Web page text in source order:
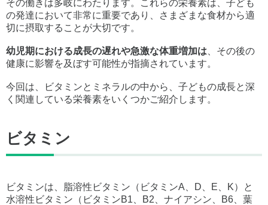
その働きは多岐にわたります。これらの栄養素は、子ども
の発達において非常に重要であり、さまざまな食材から適
切に摂取することが大切です。
幼児期における成長の遅れや急激な体重増加は 、その後の
健康に影響を及ぼす可能性が指摘されています。
今回は、ビタミンとミネラルの中から、子どもの成長と深
く関連している栄養素をいくつかご紹介します。
ビタミン
ビタミンは、脂溶性ビタミン（ビタミンA、D、E、K）と
水溶性ビタミン（ビタミンB1、B2、ナイアシン、B6、葉